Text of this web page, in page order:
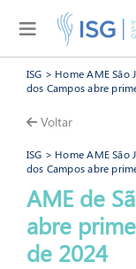
ISG > Home AME São
dos Campos abre
Voltar
ISG > Home AME São
dos Campos abre
AME de
abre
de 2024